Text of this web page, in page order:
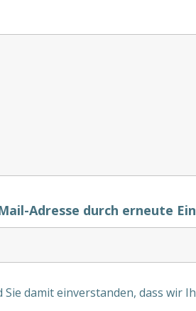
Adresse durch erneute
Sie damit einverstanden, dass